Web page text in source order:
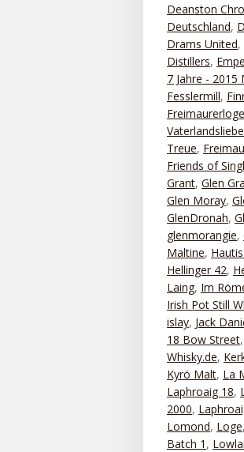
Deanston
Deutschland,
Drams United,
Distillers,
7 Jahre -
Fesslermill,
Freimaurerloge
Treue,
Friends of
Grant, Glen
Glen Moray,
GlenDronah,
glenmorangie,
Maltine,
Hellinger 42,
Laing, Im
Irish Pot Still
islay, Jack
18 Bow Street,
Whisky.de,
Kyrö Malt, La
Laphroaig 18,
2000,
Lomond, Loge,
Batch 1 ,